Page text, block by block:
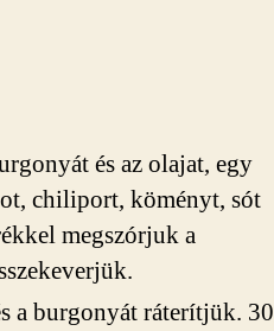
és az olajat, egy
chiliport, köményt, sót
megszórjuk a
a burgonyát ráterítjük. 30